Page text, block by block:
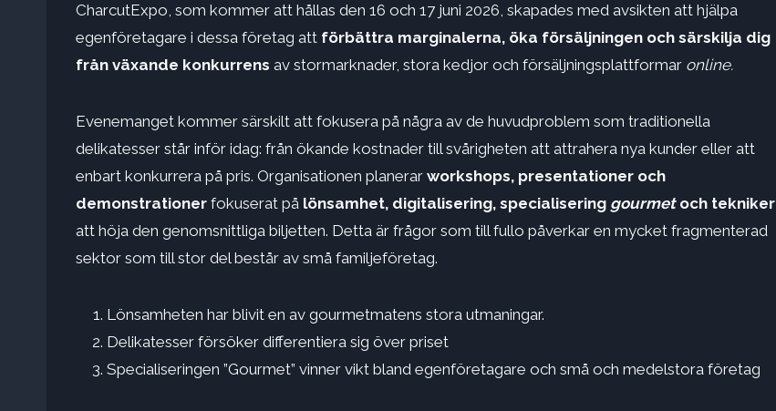
CharcutExpo, som kommer att hållas den 16 och 17 juni 2026, skapades med avsikten att hjälpa
egenföretagare i dessa företag att förbättra marginalerna, öka försäljningen och särskilja dig
från växande konkurrens av stormarknader, stora kedjor och försäljningsplattformar online.
Evenemanget kommer särskilt att fokusera på några av de huvudproblem som traditionella
delikatesser står inför idag: från ökande kostnader till svårigheten att attrahera nya kunder eller att
enbart konkurrera på pris. Organisationen planerar workshops, presentationer och
demonstrationer fokuserat på lönsamhet, digitalisering, specialisering gourmetoch tekniker
att höja den genomsnittliga biljetten. Detta är frågor som till fullo påverkar en mycket fragmenterad
sektor som till stor del består av små familjeföretag.
Lönsamheten har blivit en av gourmetmatens stora utmaningar.
Delikatesser försöker differentiera sig över priset
Specialiseringen ”Gourmet” vinner vikt bland egenföretagare och små och medelstora företag